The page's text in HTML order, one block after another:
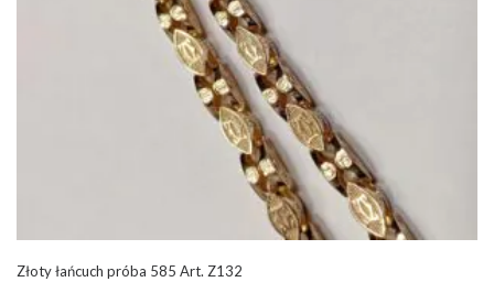
Złoty łańcuch próba 585 Art. Z132